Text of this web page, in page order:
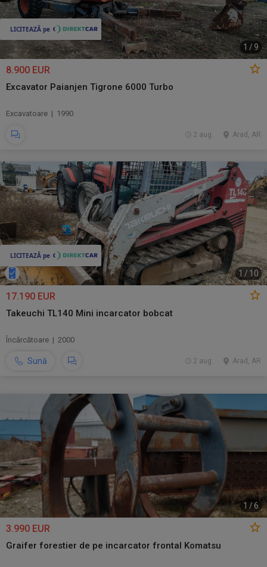
1 /9
8.900 EUR
Excavator Paianjen Tigrone 6000 Turbo
Excavatoare | 1990
Arad, AR
2 aug.
1 /10
17.190 EUR
Takeuchi TL140 Mini incarcator bobcat
Încărcătoare | 2000
Sună Arad, AR
2 aug.
1 /6
3.990 EUR
Graifer forestier de pe incarcator frontal Komatsu